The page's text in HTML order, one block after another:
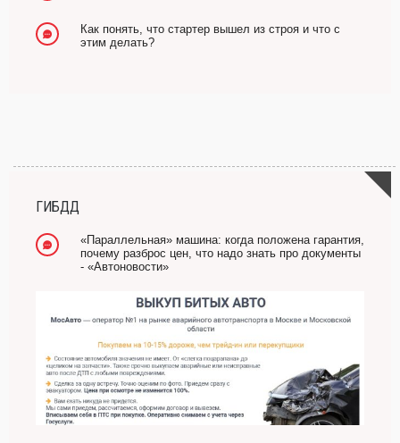
Как понять, что стартер вышел из строя и что с
этим делать?
ГИБДД
«Параллельная» машина: когда положена гарантия,
почему разброс цен, что надо знать про документы
- «Автоновости»